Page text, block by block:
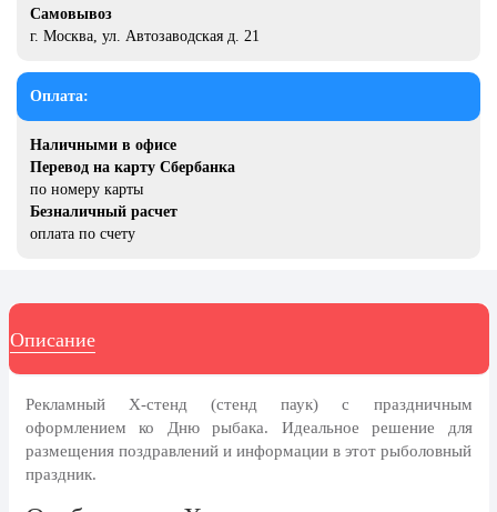
20 декабря, День работника органов
безопасности
Новогоднее оформление
19 января, Крещение Господне
25 января, Татьянин день
россиянах...
Масленица
23 февраля, День защитника
Отечества
Самовывоз
г. Москва, ул. Автозаводская д. 21
Оплата:
Наличными в офисе
Перевод на карту Сбербанка
по номеру карты
Безналичный расчет
оплата по счету
Описание
Рекламный Х-стенд (стенд паук) с праздничным
оформлением ко Дню рыбака. Идеальное решение для
размещения поздравлений и информации в этот рыболовный
праздник.